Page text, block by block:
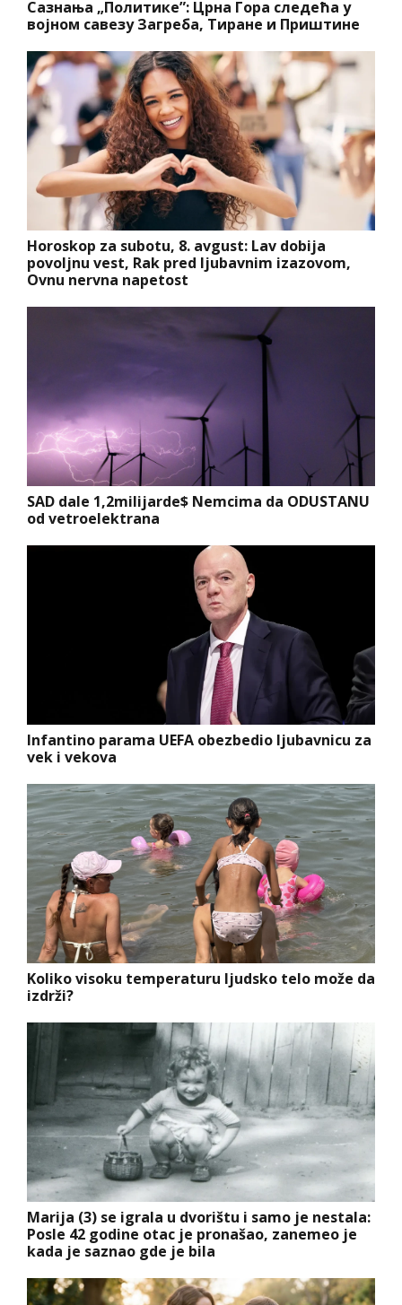
Сазнања „Политике”: Црна Гора следећа у
војном савезу Загреба, Тиране и Приштине
Horoskop za subotu, 8. avgust: Lav dobija
povoljnu vest, Rak pred ljubavnim izazovom,
Ovnu nervna napetost
SAD dale 1,2milijarde$ Nemcima da ODUSTANU
od vetroelektrana
Infantino parama UEFA obezbedio ljubavnicu za
vek i vekova
Koliko visoku temperaturu ljudsko telo može da
izdrži?
Marija (3) se igrala u dvorištu i samo je nestala:
Posle 42 godine otac je pronašao, zanemeo je
kada je saznao gde je bila